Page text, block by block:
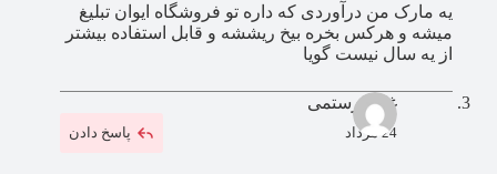
یه مارک من درآوردی که داره تو فروشگاه ایوان تبلیغ
میشه و هرکس بخره بیخ ریششه و قابل استفاده بیشتر
از یه سال نیست گویا
غزل رستمی
24 مرداد پاسخ دادن